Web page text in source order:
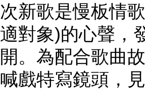
次新歌是慢板情
適對象)的心聲，
開。為配合歌曲
喊戲特寫鏡頭，